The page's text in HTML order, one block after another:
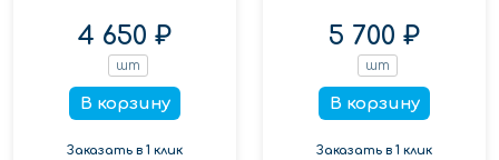
4 650 ₽
шт
В корзину
Заказать в 1 клик
5 700 ₽
шт
В корзину
Заказать в 1 клик